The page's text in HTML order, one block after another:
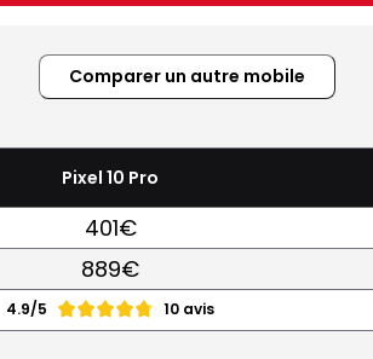
Comparer un autre mobile
Pixel 10 Pro
401€
889€
4.9/5 10 avis